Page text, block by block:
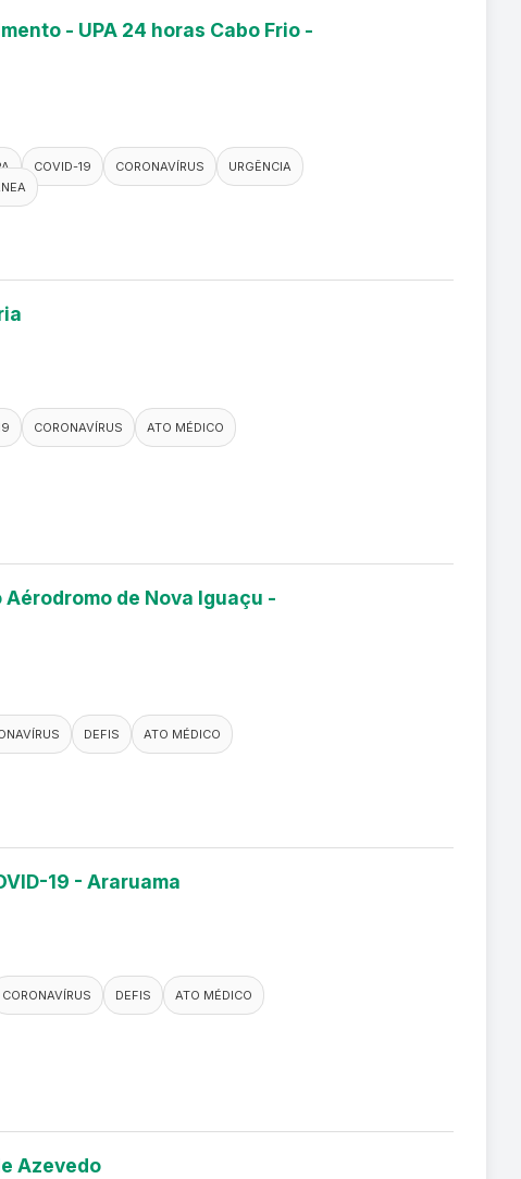
- UPA 24 horas Cabo Frio -
COVID-19 CORONAVÍRUS
URGÊNCIA
CORONAVÍRUS
ATO MÉDICO
de Nova Iguaçu -
DEFIS
ATO MÉDICO
19 - Araruama
CORONAVÍRUS DEFIS
ATO MÉDICO
Azevedo